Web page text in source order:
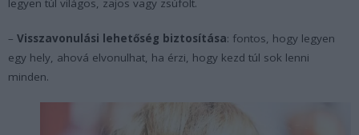
legyen túl világos, zajos vagy zsúfolt.
– Visszavonulási lehetőség biztosítása: fontos, hogy legyen
egy hely, ahová elvonulhat, ha érzi, hogy kezd túl sok lenni
minden.